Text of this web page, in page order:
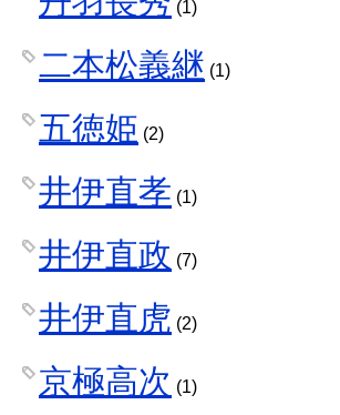
(1)
二本松義継 (1)
五徳姫 (2)
井伊直孝 (1)
井伊直政 (7)
井伊直虎 (2)
京極高次 (1)